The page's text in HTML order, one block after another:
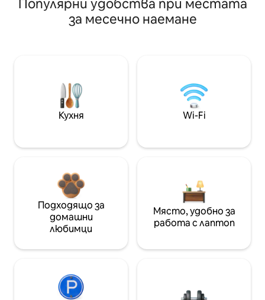
Популярни удобства при местата
за месечно наемане
Кухня Wi-Fi
Подходящо за
домашни
любимци
Място, удобно за
работа с лаптоп